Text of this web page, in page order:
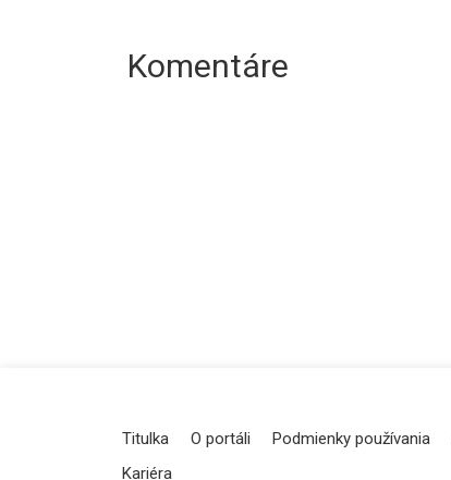
Komentáre
Titulka O portáli Podmienky používania
Kariéra